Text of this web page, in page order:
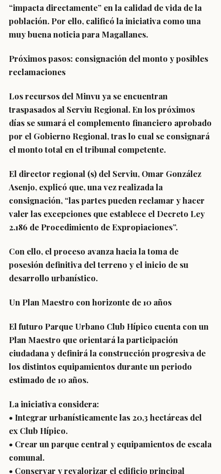
“impacta directamente” en la calidad de vida de la
población. Por ello, calificó la iniciativa como una
muy buena noticia para Magallanes.
Próximos pasos: consignación del monto y posibles
reclamaciones
Los recursos del Minvu ya se encuentran
traspasados al Serviu Regional. En los próximos
días se sumará el complemento financiero aprobado
por el Gobierno Regional, tras lo cual se consignará
el monto total en el tribunal competente.
El director regional (s) del Serviu, Omar González
Asenjo, explicó que, una vez realizada la
consignación, “las partes pueden reclamar y hacer
valer las excepciones que establece el Decreto Ley
2.186 de Procedimiento de Expropiaciones”.
Con ello, el proceso avanza hacia la toma de
posesión definitiva del terreno y el inicio de su
desarrollo urbanístico.
Un Plan Maestro con horizonte de 10 años
El futuro Parque Urbano Club Hípico cuenta con un
Plan Maestro que orientará la participación
ciudadana y definirá la construcción progresiva de
los distintos equipamientos durante un periodo
estimado de 10 años.
La iniciativa considera:
• Integrar urbanísticamente las 20,3 hectáreas del
ex Club Hípico.
• Crear un parque central y equipamientos de escala
comunal.
• Conservar y revalorizar el edificio principal